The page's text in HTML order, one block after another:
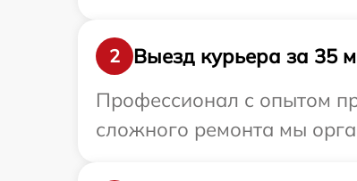
2
Выезд курьера за 35
Профессионал с опытом
сложного ремонта мы